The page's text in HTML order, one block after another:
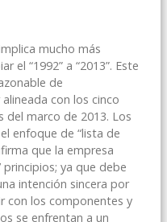
mucho más
el “1992” a “2013”. Este
de
con los cinco
del marco de 2013. Los
enfoque de “lista de
que la empresa
ya que debe
intención sincera por
con los componentes y
se enfrentan a un